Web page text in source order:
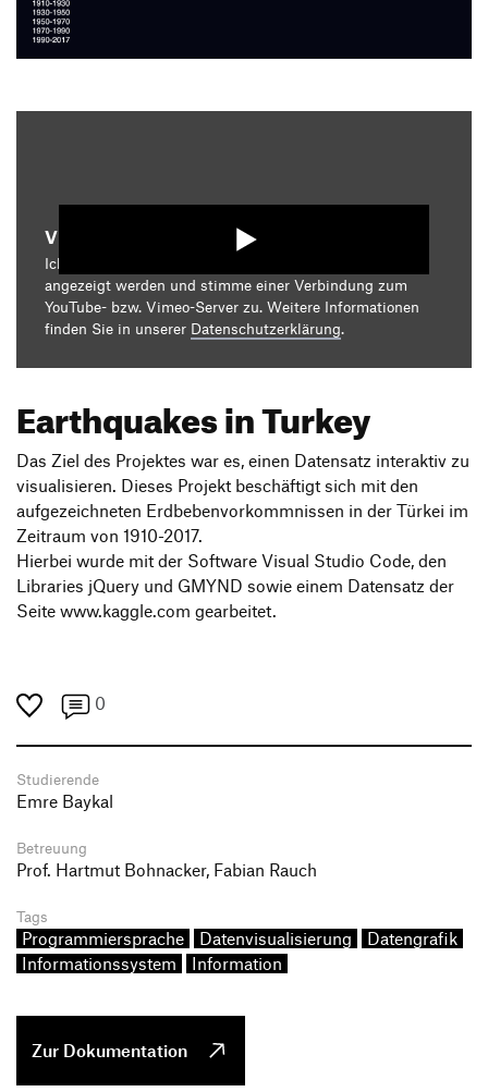
Transfer und Kooperation
Produktgestaltung B.A.
Strategische Gestaltung M.A.
Video starten
Ich bin damit einverstanden, dass mir die Medieninhalte
angezeigt werden und stimme einer Verbindung zum
YouTube- bzw. Vimeo-Server zu. Weitere Informationen
finden Sie in unserer Datenschutzerklärung.
Earthquakes in Turkey
Das Ziel des Projektes war es, einen Datensatz interaktiv zu
visualisieren. Dieses Projekt beschäftigt sich mit den
aufgezeichneten Erdbebenvorkommnissen in der Türkei im
Zeitraum von 1910-2017.
Hierbei wurde mit der Software Visual Studio Code, den
Libraries jQuery und GMYND sowie einem Datensatz der
Seite www.kaggle.com gearbeitet.
0
Studierende
Emre Baykal
Betreuung
Prof. Hartmut Bohnacker, Fabian Rauch
Tags
Programmiersprache Datenvisualisierung
Datengrafik
Informationssystem
Information
Zur Dokumentation